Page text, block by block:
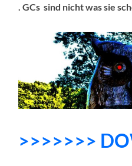
. GCs sind nicht was sie
>>>>>>>